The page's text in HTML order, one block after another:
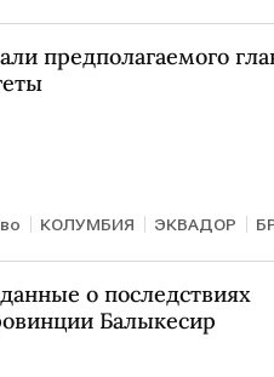
предполагаемого
КОЛУМБИЯ ЭКВАДОР
о последствиях
Балыкесир